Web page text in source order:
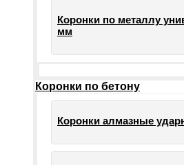
Коронки по металлу
мм
Коронки по бетону
Коронки алмазные